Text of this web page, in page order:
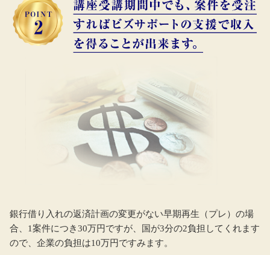
銀行借り入れの返済計画の変更がない早期再生（プレ）の場
合、1案件につき30万円ですが、国が3分の2負担してくれます
ので、企業の負担は10万円ですみます。